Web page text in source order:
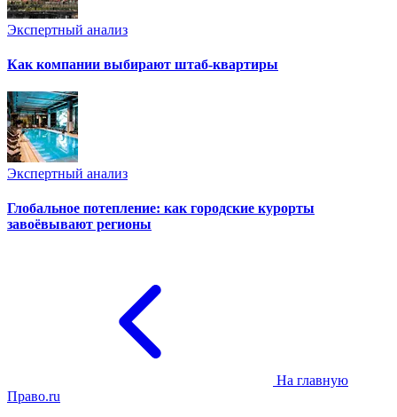
Экспертный анализ
Как компании выбирают штаб-квартиры
Экспертный анализ
Глобальное потепление: как городские курорты
завоёвывают регионы
На главную
Право.ru